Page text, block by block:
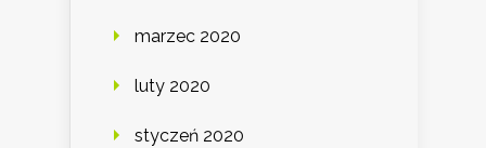
marzec 2020
luty 2020
styczeń 2020